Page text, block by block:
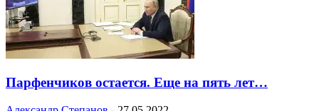
Парфенчиков остается. Еще на пять лет…